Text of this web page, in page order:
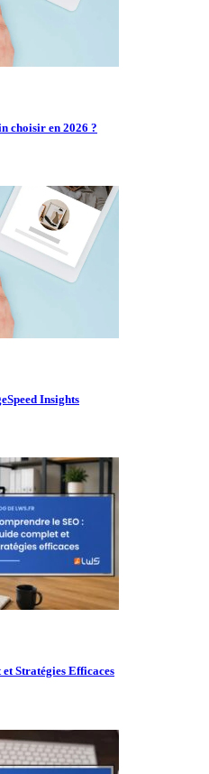
choisir en 2026 ?
Insights
Stratégies Efficaces